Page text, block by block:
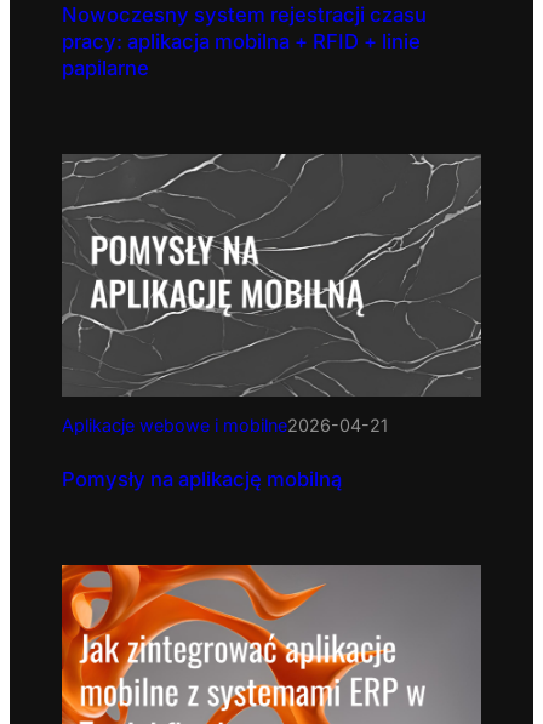
Nowoczesny system rejestracji czasu
pracy: aplikacja mobilna + RFID + linie
papilarne
Aplikacje webowe i mobilne2026-04-21
Pomysły na aplikację mobilną